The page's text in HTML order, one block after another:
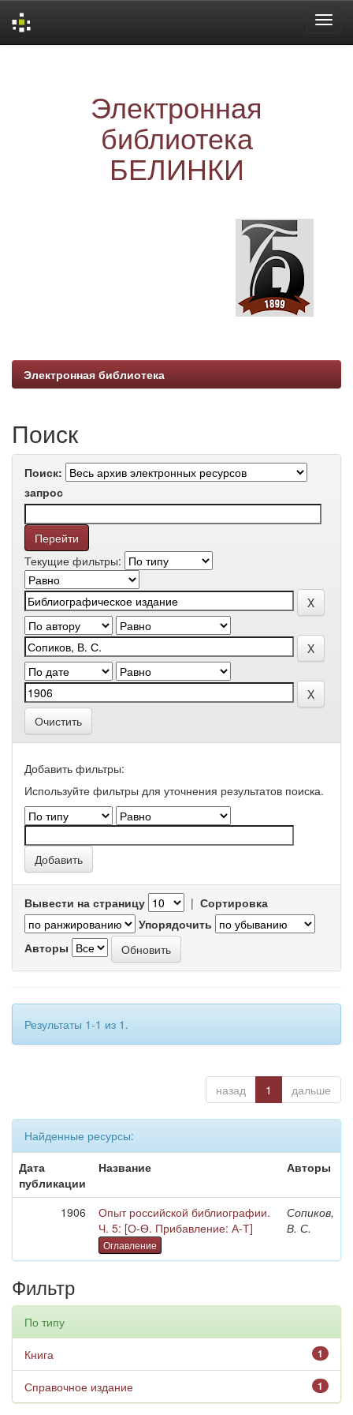
Электронная
библиотека
БЕЛИНКИ
Электронная библиотека
Поиск
Поиск:
запрос
Текущие фильтры:
Очистить
Добавить фильтры:
Используйте фильтры для уточнения результатов поиска.
Вывести на страницу | Сортировка
Упорядочить
Авторы
Результаты 1-1 из 1.
назад 1 дальше
Найденные ресурсы:
Дата
публикации
Название Авторы
1906
Опыт российской библиографии.
Ч. 5: [О-Ѳ. Прибавление: А-Т]
Оглавление
Сопиков,
В. С.
Фильтр
По типу
1
Книга
1
Справочное издание